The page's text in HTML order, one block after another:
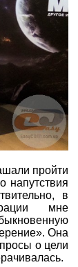
пройти
напутствия
в
мне
Она
о цели